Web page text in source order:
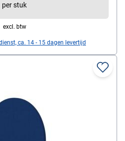
per stuk
excl. btw
ca. 14 - 15 dagen levertijd